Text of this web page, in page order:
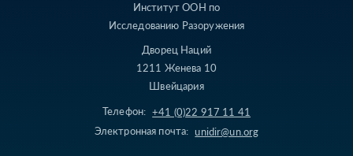
Институт ООН по
Исследованию Разоружения
Дворец Наций
1211 Женева 10
Швейцария
Телефон: +41 (0)22 917 11 41
Электронная почта: unidir@un.org